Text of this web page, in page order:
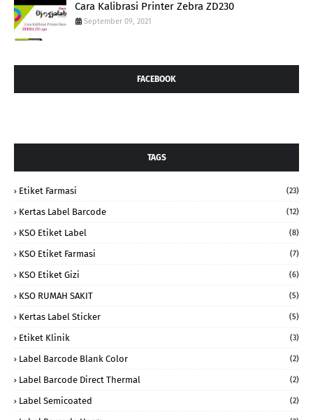
Cara Kalibrasi Printer Zebra ZD230
September 09, 2021
FACEBOOK
TAGS
Etiket Farmasi (23)
Kertas Label Barcode (12)
KSO Etiket Label (8)
KSO Etiket Farmasi (7)
KSO Etiket Gizi (6)
KSO RUMAH SAKIT (5)
Kertas Label Sticker (5)
Etiket Klinik (3)
Label Barcode Blank Color (2)
Label Barcode Direct Thermal (2)
Label Semicoated (2)